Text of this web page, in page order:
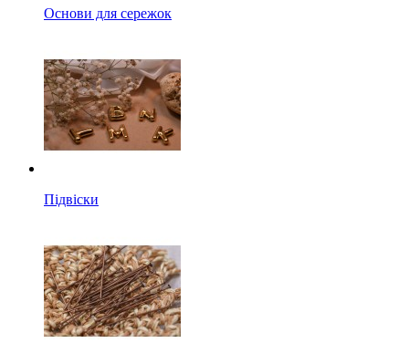
Основи для сережок
Підвіски